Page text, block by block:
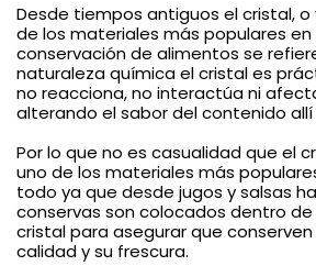
Desde tiempos antiguos el cristal, o
de los materiales más populares
conservación de alimentos se
naturaleza química el cristal es
no reacciona, no interactúa ni
alterando el sabor del contenido
Por lo que no es casualidad que el
uno de los materiales más
todo ya que desde jugos y salsas
conservas son colocados dentro
cristal para asegurar que conserven
calidad y su frescura.